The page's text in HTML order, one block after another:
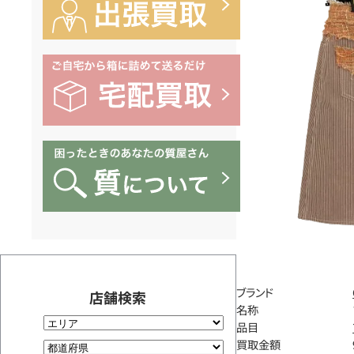
店舗検索 ブランド
名称
品目
買取金額